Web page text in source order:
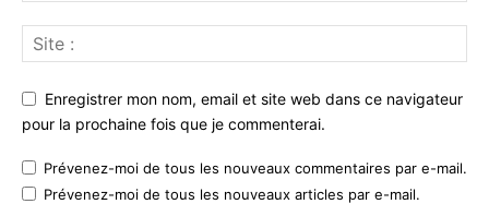
Enregistrer mon nom, email et site web dans ce navigateur
pour la prochaine fois que je commenterai.
Prévenez-moi de tous les nouveaux commentaires par e-mail.
Prévenez-moi de tous les nouveaux articles par e-mail.